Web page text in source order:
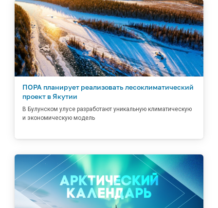
ПОРА планирует реализовать лесоклиматический
проект в Якутии
В Булунском улусе разработают уникальную климатическую
и экономическую модель